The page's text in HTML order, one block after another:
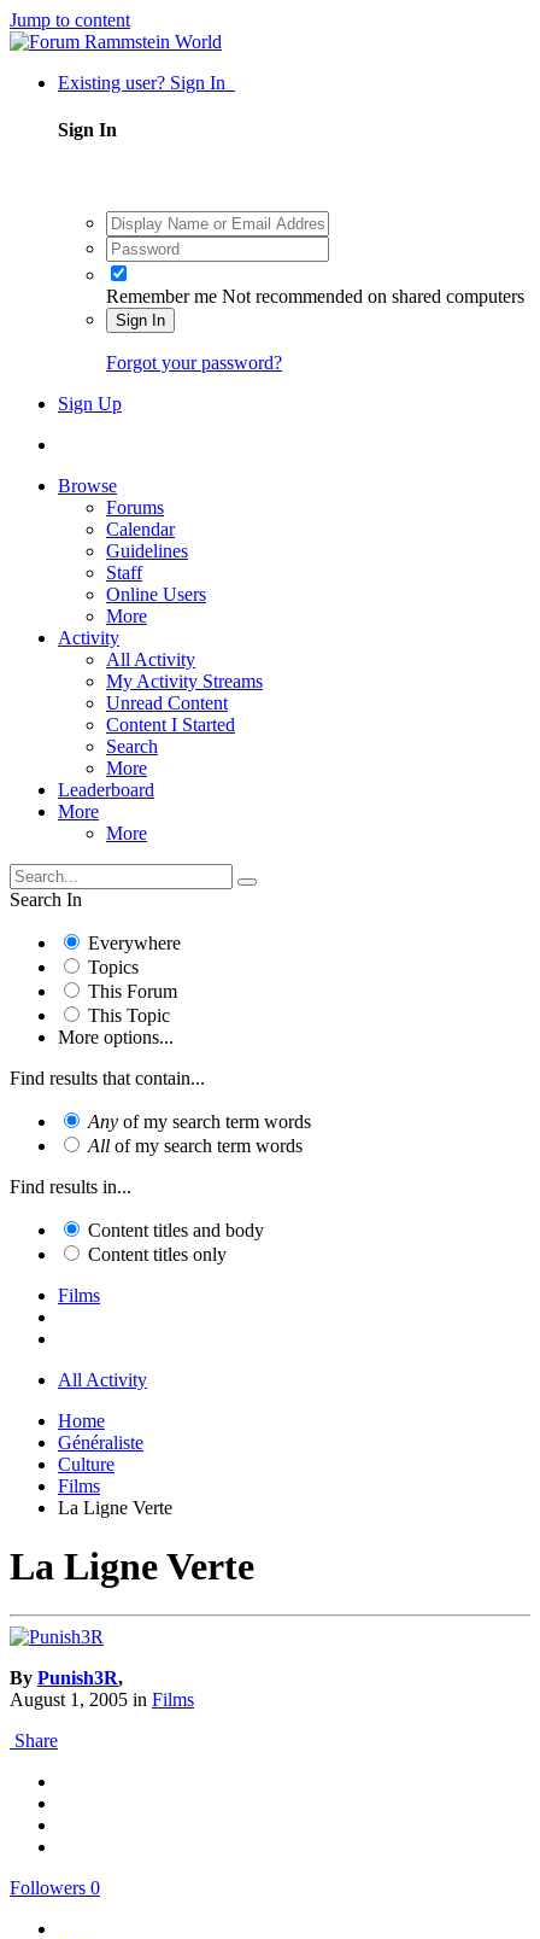
Jump to content
Existing user? Sign In
Sign In
Remember me Not recommended on shared computers
Sign In
Forgot your password?
Sign Up
Browse
Forums
Calendar
Guidelines
Staff
Online Users
More
Activity
All Activity
My Activity Streams
Unread Content
Content I Started
Search
More
Leaderboard
More
More
Search In
Everywhere
Topics
This Forum
This Topic
More options...
Find results that contain...
Any of my search term words
All of my search term words
Find results in...
Content titles and body
Content titles only
Films
All Activity
Home
Généraliste
Culture
Films
La Ligne Verte
La Ligne Verte
By Punish3R,
August 1, 2005 in Films
Share
Followers 0